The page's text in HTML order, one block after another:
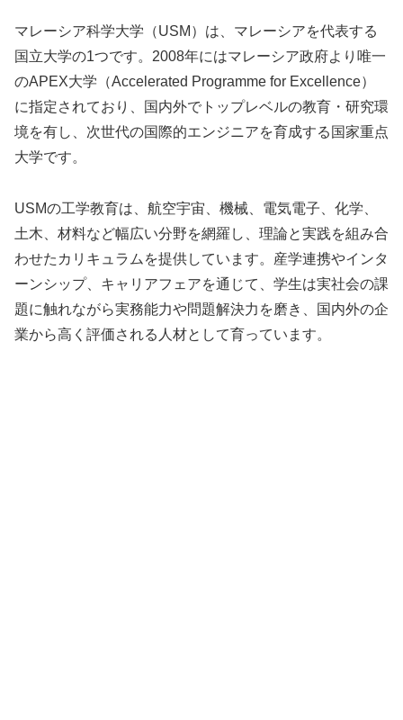
マレーシア科学大学（USM）は、マレーシアを代表する
国立大学の1つです。2008年にはマレーシア政府より唯一
のAPEX大学（Accelerated Programme for Excellence）
に指定されており、国内外でトップレベルの教育・研究環
境を有し、次世代の国際的エンジニアを育成する国家重点
大学です。
USMの工学教育は、航空宇宙、機械、電気電子、化学、
土木、材料など幅広い分野を網羅し、理論と実践を組み合
わせたカリキュラムを提供しています。産学連携やインタ
ーンシップ、キャリアフェアを通じて、学生は実社会の課
題に触れながら実務能力や問題解決力を磨き、国内外の企
業から高く評価される人材として育っています。